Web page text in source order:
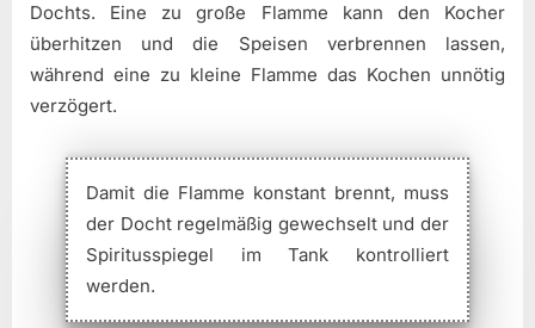
Dochts. Eine zu große Flamme kann den Kocher
überhitzen und die Speisen verbrennen lassen,
während eine zu kleine Flamme das Kochen unnötig
verzögert.
Damit die Flamme konstant brennt, muss
der Docht regelmäßig gewechselt und der
Spiritusspiegel im Tank kontrolliert
werden.